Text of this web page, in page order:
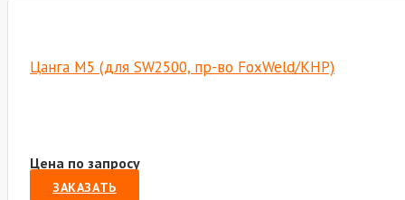
Цанга М5 (для SW2500, пр-во FoxWeld/КНР)
Цена по запросу
ЗАКАЗАТЬ